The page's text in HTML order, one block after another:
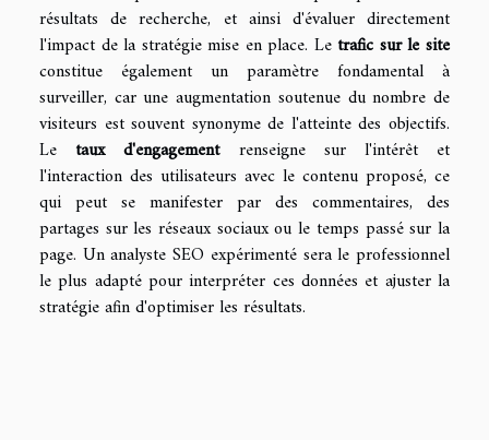
résultats de recherche, et ainsi d'évaluer directement
l'impact de la stratégie mise en place. Letrafic sur le site
constitue également un paramètre fondamental à
surveiller, car une augmentation soutenue du nombre de
visiteurs est souvent synonyme de l'atteinte des objectifs.
Letaux d'engagementrenseigne sur l'intérêt et
l'interaction des utilisateurs avec le contenu proposé, ce
qui peut se manifester par des commentaires, des
partages sur les réseaux sociaux ou le temps passé sur la
page. Un analyste SEO expérimenté sera le professionnel
le plus adapté pour interpréter ces données et ajuster la
stratégie afin d'optimiser les résultats.